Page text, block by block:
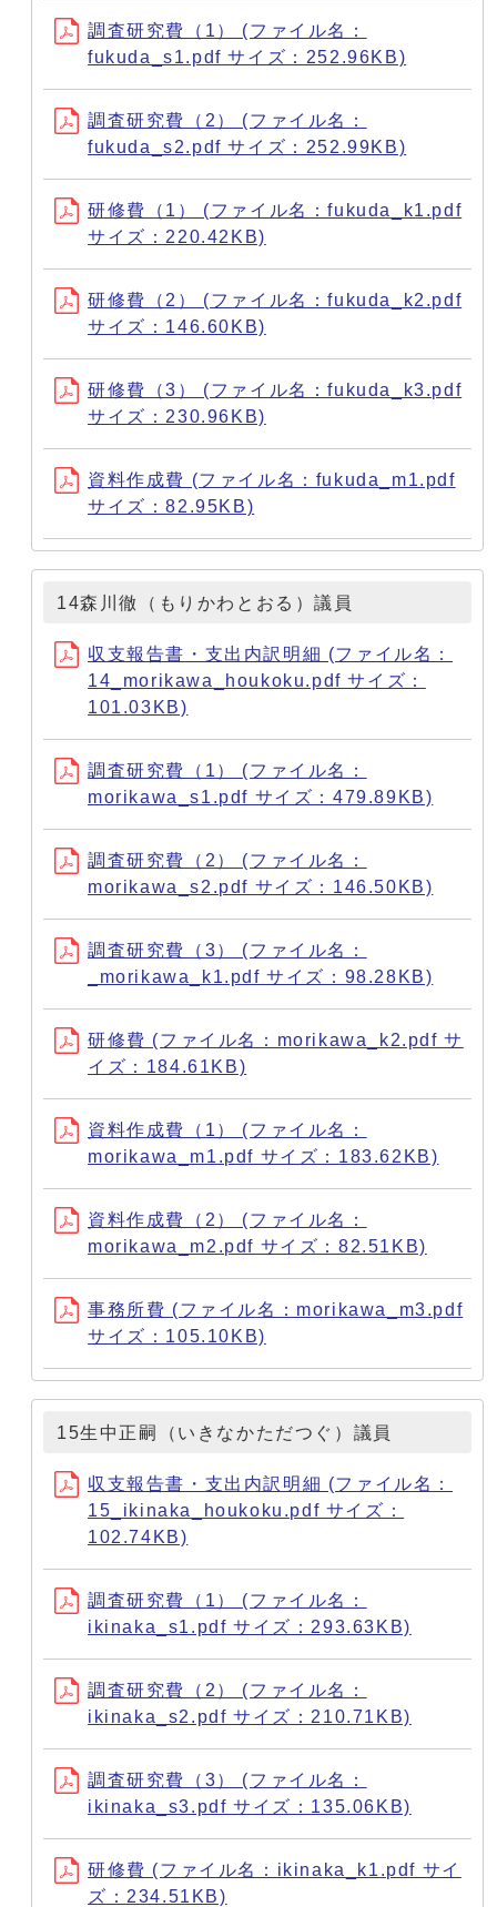
調査研究費（1） (ファイル名：
fukuda_s1.pdf サイズ：252.96KB)
調査研究費（2） (ファイル名：
fukuda_s2.pdf サイズ：252.99KB)
研修費（1） (ファイル名：fukuda_k1.pdf
サイズ：220.42KB)
研修費（2） (ファイル名：fukuda_k2.pdf
サイズ：146.60KB)
研修費（3） (ファイル名：fukuda_k3.pdf
サイズ：230.96KB)
資料作成費 (ファイル名：fukuda_m1.pdf
サイズ：82.95KB)
14森川徹（もりかわとおる）議員
収支報告書・支出内訳明細 (ファイル名：
14_morikawa_houkoku.pdf サイズ：
101.03KB)
調査研究費（1） (ファイル名：
morikawa_s1.pdf サイズ：479.89KB)
調査研究費（2） (ファイル名：
morikawa_s2.pdf サイズ：146.50KB)
調査研究費（3） (ファイル名：
_morikawa_k1.pdf サイズ：98.28KB)
研修費 (ファイル名：morikawa_k2.pdf サ
イズ：184.61KB)
資料作成費（1） (ファイル名：
morikawa_m1.pdf サイズ：183.62KB)
資料作成費（2） (ファイル名：
morikawa_m2.pdf サイズ：82.51KB)
事務所費 (ファイル名：morikawa_m3.pdf
サイズ：105.10KB)
15生中正嗣（いきなかただつぐ）議員
収支報告書・支出内訳明細 (ファイル名：
15_ikinaka_houkoku.pdf サイズ：
102.74KB)
調査研究費（1） (ファイル名：
ikinaka_s1.pdf サイズ：293.63KB)
調査研究費（2） (ファイル名：
ikinaka_s2.pdf サイズ：210.71KB)
調査研究費（3） (ファイル名：
ikinaka_s3.pdf サイズ：135.06KB)
研修費 (ファイル名：ikinaka_k1.pdf サイ
ズ：234.51KB)